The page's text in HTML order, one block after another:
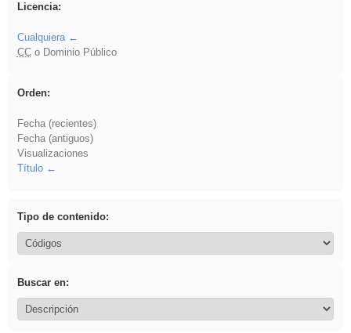
Licencia:
Cualquiera
CCo Dominio Público
Orden:
Fecha (recientes)
Fecha (antiguos)
Visualizaciones
Título
Tipo de contenido:
Buscar en: